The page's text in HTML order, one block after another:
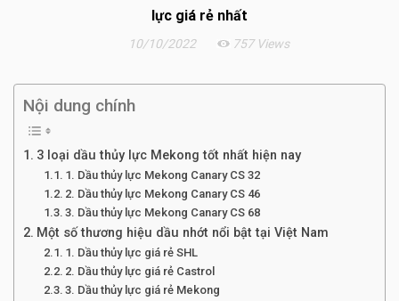
10/10/2022 757 Views
lực giá rẻ nhất
Nội dung chính
3 loại dầu thủy lực Mekong tốt nhất hiện nay
1. Dầu thủy lực Mekong Canary CS 32
2. Dầu thủy lực Mekong Canary CS 46
3. Dầu thủy lực Mekong Canary CS 68
Một số thương hiệu dầu nhớt nổi bật tại Việt Nam
1. Dầu thủy lực giá rẻ SHL
2. Dầu thủy lực giá rẻ Castrol
3. Dầu thủy lực giá rẻ Mekong